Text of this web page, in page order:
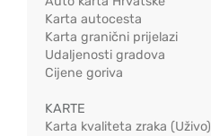
Karta autocesta
Karta granični prijelazi
Udaljenosti gradova
Cijene goriva
KARTE
Karta kvaliteta zraka (Uživo)